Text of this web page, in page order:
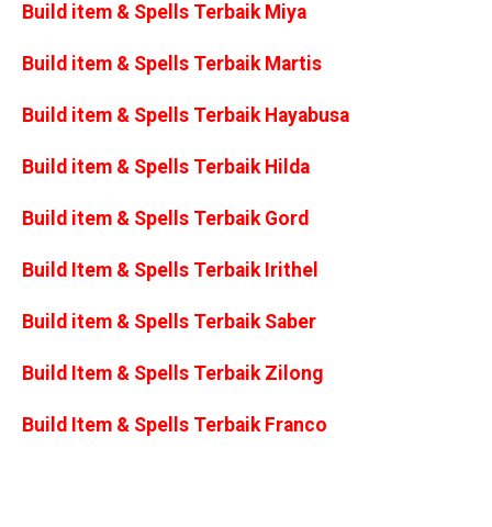
Build item & Spells Terbaik Miya
Build item & Spells Terbaik Martis
Build item & Spells Terbaik Hayabusa
Build item & Spells Terbaik Hilda
Build item & Spells Terbaik Gord
Build Item & Spells Terbaik Irithel
Build item & Spells Terbaik Saber
Build Item & Spells Terbaik Zilong
Build Item & Spells Terbaik Franco